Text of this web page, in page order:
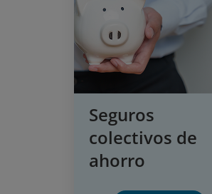
Seguros
colectivos de
ahorro